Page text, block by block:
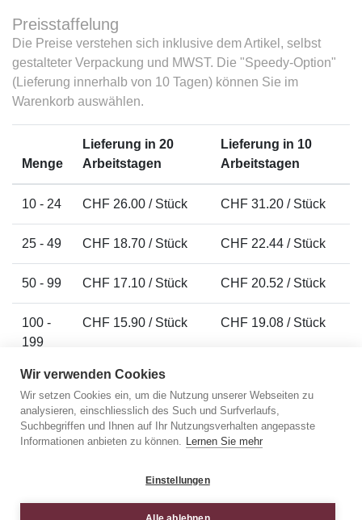
Preisstaffelung
Die Preise verstehen sich inklusive dem Artikel, selbst
gestalteter Verpackung und MWST. Die "Speedy-Option"
(Lieferung innerhalb von 10 Tagen) können Sie im
Warenkorb auswählen.
Menge
Lieferung in 20
Arbeitstagen
Lieferung in 10
Arbeitstagen
10 - 24 CHF 26.00 / Stück CHF 31.20 / Stück
25 - 49 CHF 18.70 / Stück CHF 22.44 / Stück
50 - 99 CHF 17.10 / Stück CHF 20.52 / Stück
100 -
199
CHF 15.90 / Stück CHF 19.08 / Stück
200 -
299
CHF 15.00 / Stück
300 -
CHF 14.70 / Stück CHF 17.64 / Stück
Wir verwenden Cookies
Wir setzen Cookies ein, um die Nutzung unserer Webseiten zu
analysieren, einschliesslich des Such und Surfverlaufs,
Suchbegriffen und Ihnen auf Ihr Nutzungsverhalten angepasste
Informationen anbieten zu können. Lernen Sie mehr
Einstellungen